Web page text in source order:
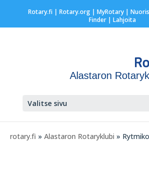
Rotary.fi | Rotary.org| MyRotary |
Finder| Lahjoita
Alastaron
Valitse sivu
rotary.fi » Alastaron Rotaryklubi »